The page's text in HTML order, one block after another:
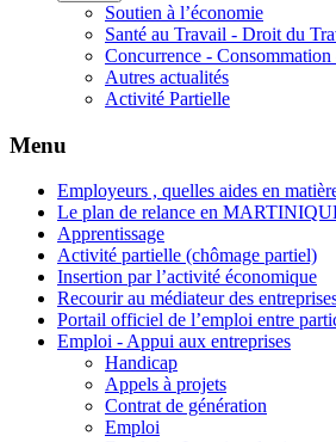
Soutien à l’économie
Santé au Travail - Droit du
Concurrence - Consommation
Autres actualités
Activité Partielle
Menu
Employeurs , quelles aides en
Le plan de relance en
Apprentissage
Activité partielle (chômage partiel)
Insertion par l’activité économique
Recourir au médiateur des
Portail officiel de l’emploi entre
Emploi - Appui aux entreprises
Handicap
Appels à projets
Contrat de génération
Emploi